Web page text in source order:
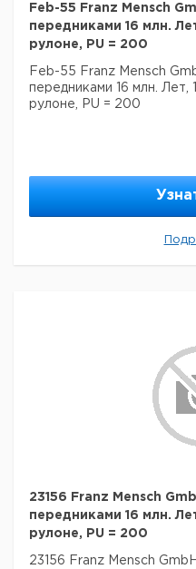
Feb-55 Franz Mensch
передниками 16 млн.
рулоне, PU = 200
Feb-55 Franz Mensch
передниками 16 млн. Лет,
рулоне, PU = 200
23156 Franz Mensch
передниками 16 млн.
рулоне, PU = 200
23156 Franz Mensch